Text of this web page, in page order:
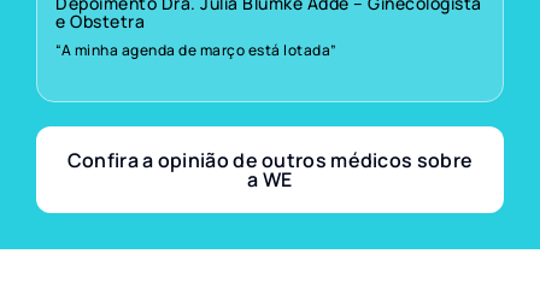
e Obstetra
“A minha agenda de março está lotada”
Confira a opinião de outros médicos sobre
a WE